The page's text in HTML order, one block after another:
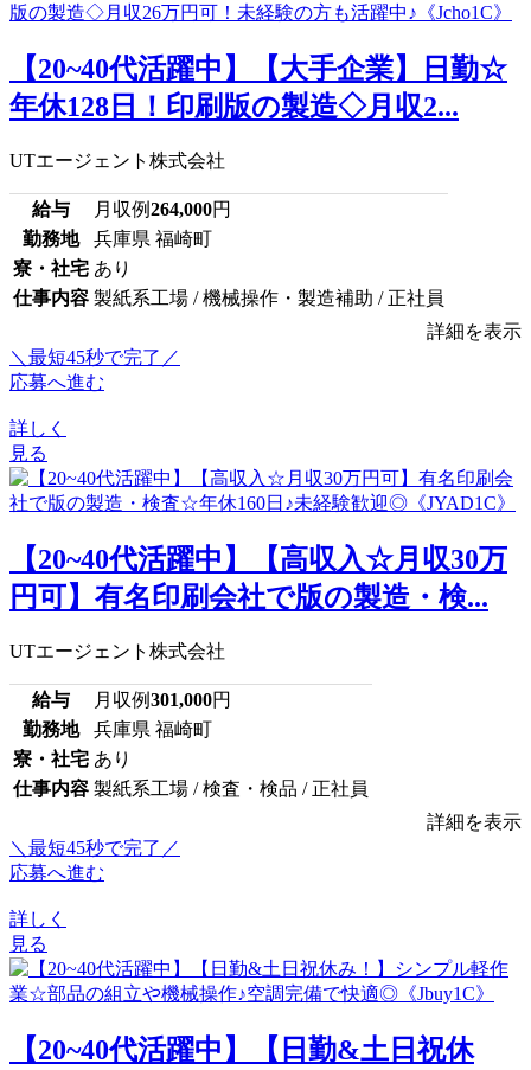
【20~40代活躍中】【大手企業】日勤☆
年休128日！印刷版の製造◇月収2...
UTエージェント株式会社
給与 月収例264,000円
勤務地
兵庫県 福崎町
寮・社宅 あり
仕事内容 製紙系工場 / 機械操作・製造補助 / 正社員
詳細を表示
＼最短45秒で完了／
応募へ進む
詳しく
見る
【20~40代活躍中】【高収入☆月収30万
円可】有名印刷会社で版の製造・検...
UTエージェント株式会社
給与 月収例301,000円
勤務地
兵庫県 福崎町
寮・社宅 あり
仕事内容 製紙系工場 / 検査・検品 / 正社員
詳細を表示
＼最短45秒で完了／
応募へ進む
詳しく
見る
【20~40代活躍中】【日勤&土日祝休